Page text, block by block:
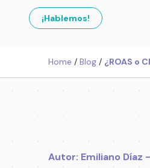
¡Hablemos!
Home / Blog / ¿ROAS o
Autor: Emiliano Díaz -